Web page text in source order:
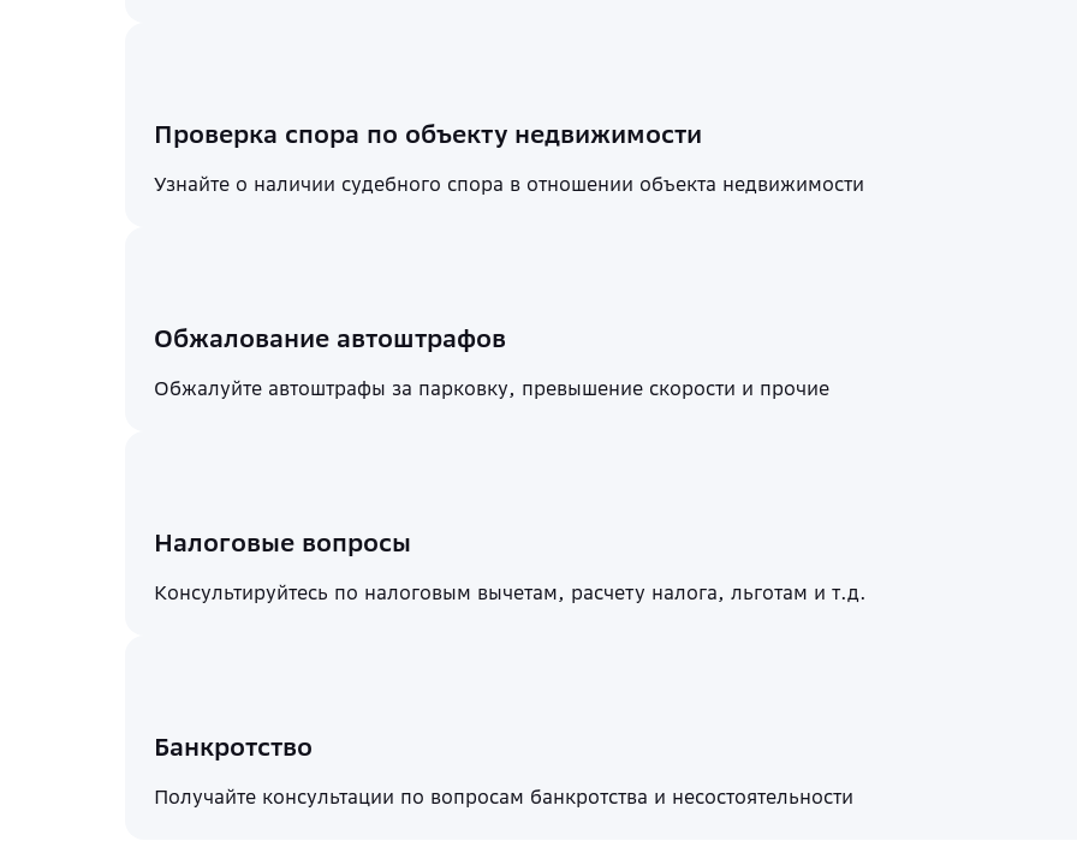
Проверка спора по объекту недвижимости
Узнайте о наличии судебного спора в отношении объекта недвижимости
Обжалование автоштрафов
Обжалуйте автоштрафы за парковку, превышение скорости и прочие
Налоговые вопросы
Консультируйтесь по налоговым вычетам, расчету налога, льготам и т.д.
Банкротство
Получайте консультации по вопросам банкротства и несостоятельности